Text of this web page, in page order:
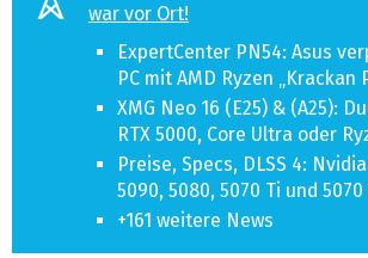
war vor Ort!
ExpertCenter PN54: Asus
PC mit AMD Ryzen „Krackan
XMG Neo 16 (E25) & (A25):
RTX 5000, Core Ultra oder
Preise, Specs, DLSS 4:
5090, 5080, 5070 Ti und
+161 weitere News